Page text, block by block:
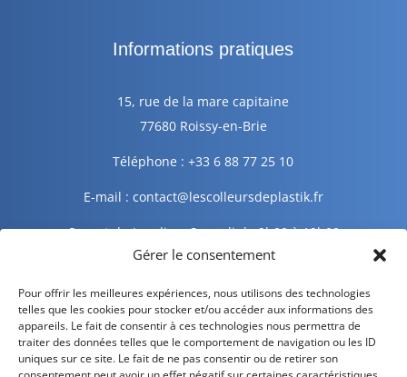
Gérer le consentement
Pour offrir les meilleures expériences, nous utilisons des technologies
telles que les cookies pour stocker et/ou accéder aux informations des
appareils. Le fait de consentir à ces technologies nous permettra de
traiter des données telles que le comportement de navigation ou les ID
uniques sur ce site. Le fait de ne pas consentir ou de retirer son
Informations pratiques
15, rue de la mare capitaine
77680 Roissy-en-Brie
Téléphone : +33 6 88 77 25 10
E-mail : contact@lescolleursdeplastik.fr
Ouvert du Lundi au Samedi de 9h00 à 19h00
Informations légales
Mentions légales